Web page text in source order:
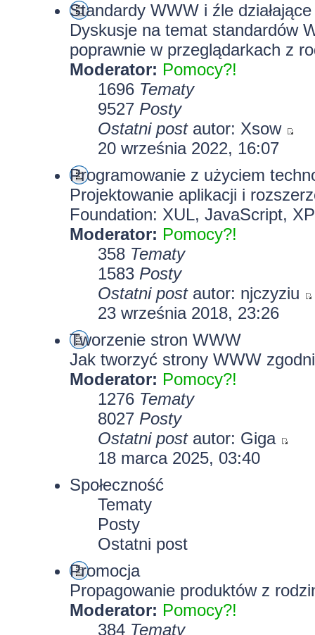
Standardy WWW i źle
Dyskusje na temat standardów
poprawnie w przeglądarkach z
Moderator: Pomocy?!
1696 Tematy
9527 Posty
Ostatni postautor: Xsow
20 września 2022, 16:07
Programowanie z użyciem
Projektowanie aplikacji i
Foundation: XUL, JavaScript,
Moderator: Pomocy?!
358 Tematy
1583 Posty
Ostatni postautor: njczyziu
23 września 2018, 23:26
Tworzenie stron WWW
Jak tworzyć strony WWW
Moderator: Pomocy?!
1276 Tematy
8027 Posty
Ostatni postautor: Giga
18 marca 2025, 03:40
Społeczność
Tematy
Posty
Ostatni post
Promocja
Propagowanie produktów z
Moderator: Pomocy?!
384 Tematy